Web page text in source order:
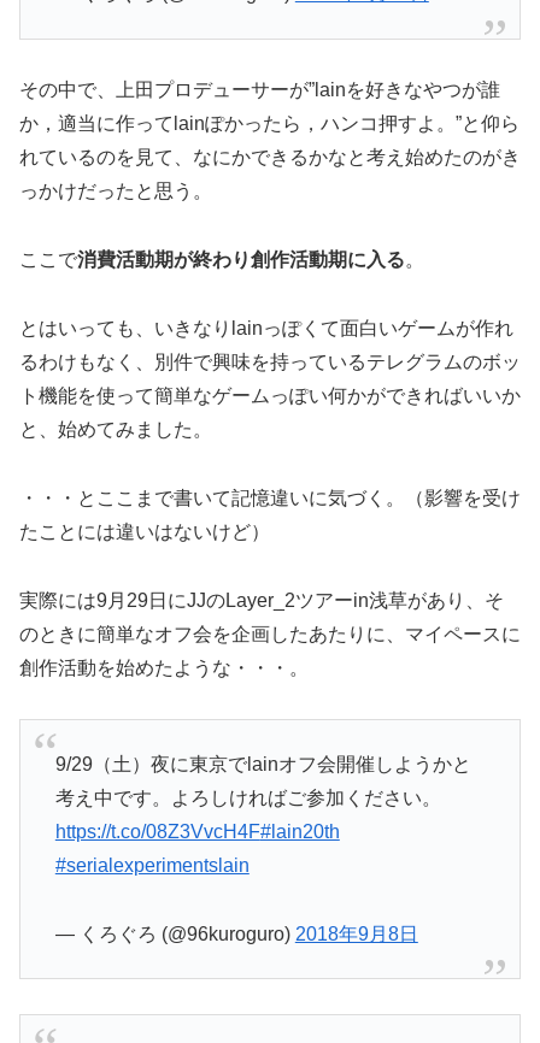
その中で、上田プロデューサーが”lainを好きなやつが誰
か，適当に作ってlainぽかったら，ハンコ押すよ。”と仰ら
れているのを見て、なにかできるかなと考え始めたのがき
っかけだったと思う。
ここで消費活動期が終わり創作活動期に入る。
とはいっても、いきなりlainっぽくて面白いゲームが作れ
るわけもなく、別件で興味を持っているテレグラムのボッ
ト機能を使って簡単なゲームっぽい何かができればいいか
と、始めてみました。
・・・とここまで書いて記憶違いに気づく。（影響を受け
たことには違いはないけど）
実際には9月29日にJJのLayer_2ツアーin浅草があり、そ
のときに簡単なオフ会を企画したあたりに、マイペースに
創作活動を始めたような・・・。
9/29（土）夜に東京でlainオフ会開催しようかと
考え中です。よろしければご参加ください。
https://t.co/08Z3VvcH4F#lain20th
#serialexperimentslain
— くろぐろ (@96kuroguro) 2018年9月8日